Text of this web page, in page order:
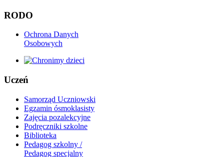
RODO
Ochrona Danych
Osobowych
Uczeń
Samorząd Uczniowski
Egzamin ósmoklasisty
Zajęcia pozalekcyjne
Podręczniki szkolne
Biblioteka
Pedagog szkolny /
Pedagog specjalny